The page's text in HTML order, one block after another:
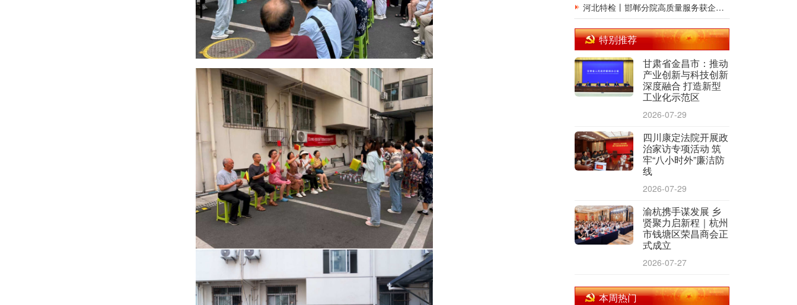
河北特检丨邯郸分院高质量服务获企业赠锦旗
特别推荐
甘肃省金昌市：推动
产业创新与科技创新
深度融合 打造新型
工业化示范区
2026-07-29
四川康定法院开展政
治家访专项活动 筑
牢“八小时外”廉洁防
线
2026-07-29
渝杭携手谋发展 乡
贤聚力启新程｜杭州
市钱塘区荣昌商会正
式成立
2026-07-27
本周热门